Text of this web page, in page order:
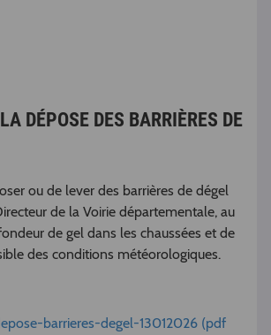
DÉPOSE DES BARRIÈRES DE
ou de lever des barrières de dégel
de la Voirie départementale, au
de gel dans les chaussées et de
des conditions météorologiques.
barrieres-degel-13012026 (pdf